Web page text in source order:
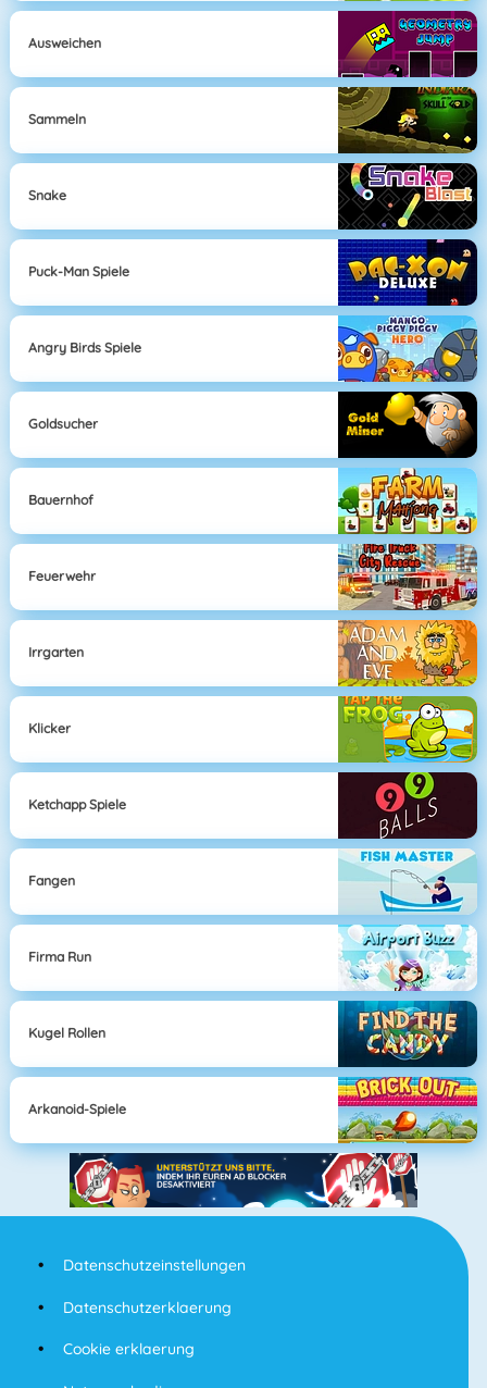
Ausweichen
Sammeln
Snake
Puck-Man Spiele
Angry Birds Spiele
Goldsucher
Bauernhof
Feuerwehr
Irrgarten
Klicker
Ketchapp Spiele
Fangen
Firma Run
Kugel Rollen
Arkanoid-Spiele
Datenschutzeinstellungen
Datenschutzerklaerung
Cookie erklaerung